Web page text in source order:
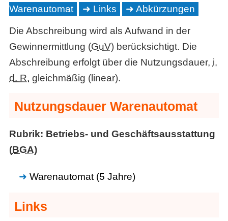
Warenautomat
Links Abkürzungen
Die Abschreibung wird als Aufwand in der
Gewinnermittlung (GuV) berücksichtigt. Die
Abschreibung erfolgt über die Nutzungsdauer, i.
d. R. gleichmäßig (linear).
Nutzungsdauer Warenautomat
Rubrik: Betriebs- und Geschäftsausstattung
(BGA)
Warenautomat (5 Jahre)
Links